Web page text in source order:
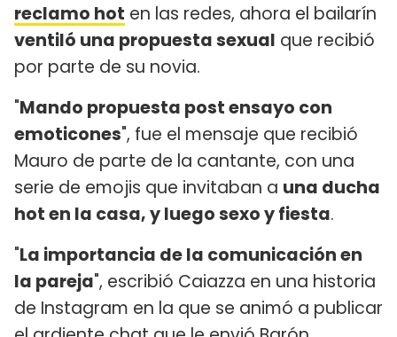
reclamo hot en las redes, ahora el bailarín
ventiló una propuesta sexual que recibió
por parte de su novia.
"Mando propuesta post ensayo con
emoticones", fue el mensaje que recibió
Mauro de parte de la cantante, con una
serie de emojis que invitaban a una ducha
hot en la casa, y luego sexo y fiesta.
"La importancia de la comunicación en
la pareja", escribió Caiazza en una historia
de Instagram en la que se animó a publicar